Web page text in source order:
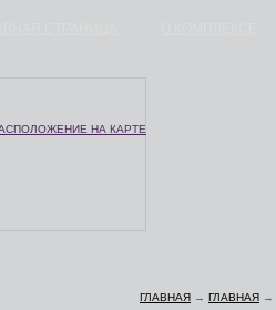
НА КАРТЕ
ГЛАВНАЯ → ГЛАВНАЯ →